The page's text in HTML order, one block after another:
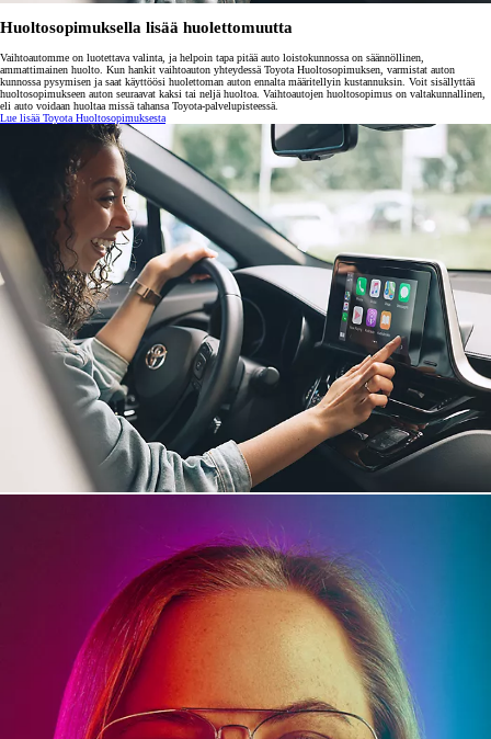
Huoltosopimuksella lisää huolettomuutta
Vaihtoautomme on luotettava valinta, ja helpoin tapa pitää auto loistokunnossa on säännöllinen,
ammattimainen huolto. Kun hankit vaihtoauton yhteydessä Toyota Huoltosopimuksen, varmistat auton
kunnossa pysymisen ja saat käyttöösi huolettoman auton ennalta määritellyin kustannuksin. Voit sisällyttää
huoltosopimukseen auton seuraavat kaksi tai neljä huoltoa. Vaihtoautojen huoltosopimus on valtakunnallinen,
eli auto voidaan huoltaa missä tahansa Toyota-palvelupisteessä.
Lue lisää Toyota Huoltosopimuksesta